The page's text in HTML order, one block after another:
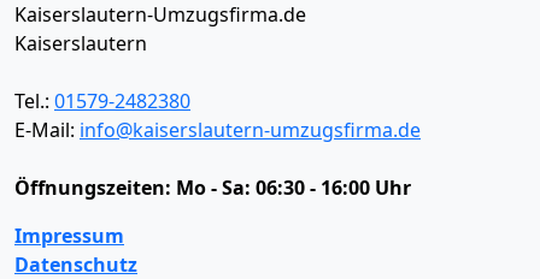
Kaiserslautern-Umzugsfirma.de
Kaiserslautern
Tel.: 01579-2482380
E-Mail: info@kaiserslautern-umzugsfirma.de
Öffnungszeiten: Mo - Sa: 06:30 - 16:00 Uhr
Impressum
Datenschutz